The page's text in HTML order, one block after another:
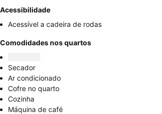
Acessibilidade
Acessível a cadeira de rodas
Comodidades nos quartos
Secador
Ar condicionado
Cofre no quarto
Cozinha
Máquina de café